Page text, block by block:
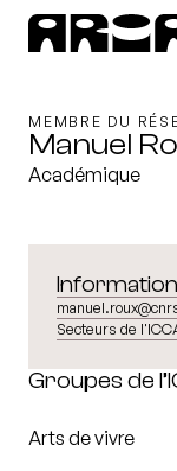
MEMBRE DU
Manuel
Académique
Secteurs de
Groupes de
Arts de vivre